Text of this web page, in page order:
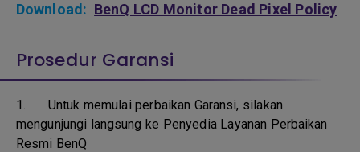
Download: BenQ LCD Monitor Dead Pixel Policy
Prosedur Garansi
1. Untuk memulai perbaikan Garansi, silakan
mengunjungi langsung ke Penyedia Layanan Perbaikan
Resmi BenQ